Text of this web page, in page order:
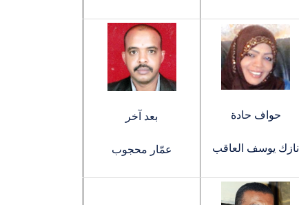
حواف حادة
نازك يوسف العاقب
بعد آخر
عمّار محجوب